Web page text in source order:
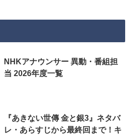
NHKアナウンサー 異動・番組担
当 2026年度一覧
『あきない世傳 金と銀3』ネタバ
レ・あらすじから最終回まで！キ